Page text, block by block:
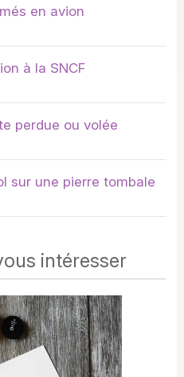
en avion
à la SNCF
perdue ou volée
sur une pierre tombale
intéresser